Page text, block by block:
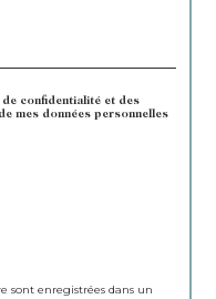
confidentialité et des
mes données personnelles
sont enregistrées dans un